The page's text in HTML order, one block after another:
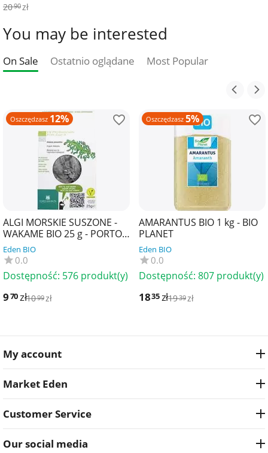
2090zł
You may be interested
On Sale Ostatnio oglądane Most Popular
Oszczędzasz 12%
ALGI MORSKIE SUSZONE -
WAKAME BIO 25 g - PORTO
MUINOS
Eden BIO
0.0
Dostępność: 576 produkt(y)
970zł1099zł
Oszczędzasz 5%
AMARANTUS BIO 1 kg - BIO
PLANET
Eden BIO
0.0
Dostępność: 807 produkt(y)
1835zł1939zł
My account
Market Eden
Customer Service
Our social media